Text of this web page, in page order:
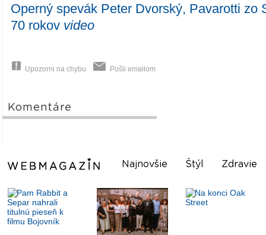
Operný spevák Peter Dvorský, Pavarotti zo
70 rokov video
Upozorni na chybu Pošli emailom
Komentáre
Najnovšie Štýl Zdravie